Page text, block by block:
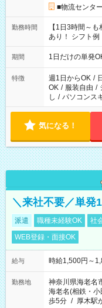
■物流センタ
勤務時間
【1日3時間～
あり！ シフト
▼18:00～21:00
期間 1日だけの単発
特徴 週1日からOK /
OK / 服装自由 /
し / パソコンス
気になる！
＼来社不要／単発
派遣 職種未経験OK 社
WEB登録・面接OK
給与 時給1,500円～
勤務地
神奈川県海老名
海老名(相鉄・
歩5分 / 厚木駅